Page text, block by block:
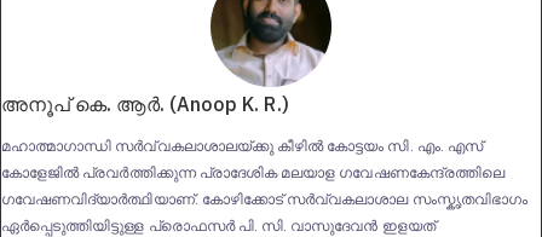
അനൂപ്‌ കെ. ആര്‍. (Anoop K. R.)
മഹാത്മാഗാന്ധി സര്‍വ്വകലാശാലയ്ക്കു കീഴില്‍ കോട്ടയം സി. എം. എസ്
കോളേജില്‍ പ്രവര്‍ത്തിക്കുന്ന പ്രാദേശിക മലയാള ഗവേഷണകേന്ദ്രത്തിലെ
ഗവേഷണവിദ്യാര്‍ത്ഥിയാണ്. കോഴിക്കോട് സര്‍വ്വകലാശാല സംസ്കൃതവിഭാഗം
ഏര്‍പ്പെടുത്തിയിട്ടുള്ള പ്രൊഫസര്‍ പി. സി. വാസുദേവന്‍‌ ഇളയത്